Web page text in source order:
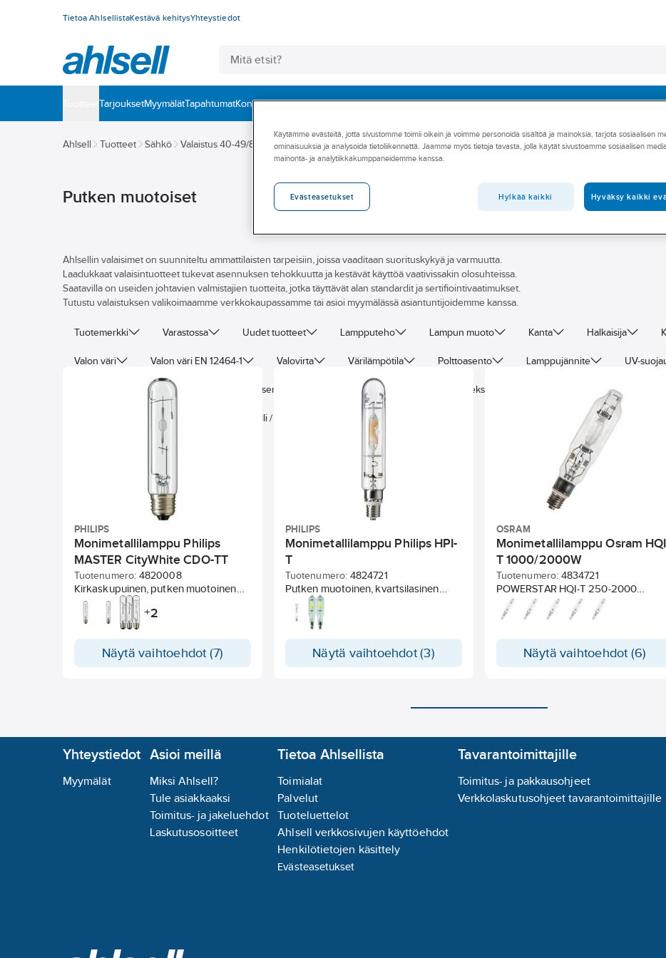
Tietoa AhlsellistaKestävä kehitysYhteystiedot
‎TarjouksetMyymälätTapahtumatKonseptitPalvelutToimialatAsioi meilläArtikkelitA-klubi
Ahlsell Tuotteet Sähkö Valaistus 40-49/87 48 Purkauslamput Monimetallilamput Kierrekantaiset Putken muotoiset
Putken muotoiset
Ahlsellin valaisimet on suunniteltu ammattilaisten tarpeisiin, joissa vaaditaan suorituskykyä ja varmuutta.
Laadukkaat valaisintuotteet tukevat asennuksen tehokkuutta ja kestävät käyttöä vaativissakin olosuhteissa.
Saatavilla on useiden johtavien valmistajien tuotteita, jotka täyttävät alan standardit ja sertifiointivaatimukset.
Tutustu valaistuksen valikoimaamme verkkokaupassamme tai asioi myymälässä asiantuntijoidemme kanssa.
Tuotemerkki Varastossa Uudet tuotteet Lampputeho Lampun muoto Kanta Halkaisija
Valon väri Valon väri EN 12464-1 Valovirta Värilämpötila Polttoasento Lamppujännite UV-
Vaatii ulkoisen sytyttimen Vaatii ulkoisen kuristimen Väri Värintoistoindeksi
Keskimääräinen nimellispolttoikä Malli / Tyyppi Suljettuihin valaisimiin
PHILIPS
Monimetallilamppu Philips
MASTER CityWhite CDO-TT
Plus
Tuotenumero: 4820008
Kirkaskupuinen, putken muotoinen
keraaminen monimetallilamppu
suljettuun valaisimeen.
Korkealaatuinen valkoinen valo.
suurpainenatriumlampun
+2
Näytä vaihtoehdot (7)
PHILIPS
Monimetallilamppu Philips HPI-
T
Tuotenumero: 4824721
Putken muotoinen, kvartsilasinen
monimetallilamppu kirkkaalla
ulkokuvulla. Käyttö ainoastaan
suljetussa valaisimessa.
Soveltuu elohopealampun kuristimen
Näytä vaihtoehdot (3)
OSRAM
Monimetallilamppu Osram
T 1000/2000W
Tuotenumero: 4834721
POWERSTAR HQI-T 250-2000
WPutkenmuotoiset, yksikantaiset
monimetallilamput.
Näytä vaihtoehdot (6)
Yhteystiedot
Myymälät
Asioi meillä
Miksi Ahlsell?
Tule asiakkaaksi
Toimitus- ja jakeluehdot
Laskutusosoitteet
Tietoa Ahlsellista
Toimialat
Palvelut
Tuoteluettelot
Ahlsell verkkosivujen käyttöehdot
Henkilötietojen käsittely
Evästeasetukset
Tavarantoimittajille
Toimitus- ja pakkausohjeet
Verkkolaskutusohjeet tavarantoimittajille
Käytämme evästeitä, jotta sivustomme toimii oikein ja voimme personoida sisältöä ja mainoksia, tarjota sosiaalisen
ominaisuuksia ja analysoida tietoliikennettä. Jaamme myös tietoja tavasta, jolla käytät sivustoamme sosiaalisen
mainonta- ja analytiikkakumppaneidemme kanssa.
Evästeasetukset Hylkää kaikki Hyväksy kaikki